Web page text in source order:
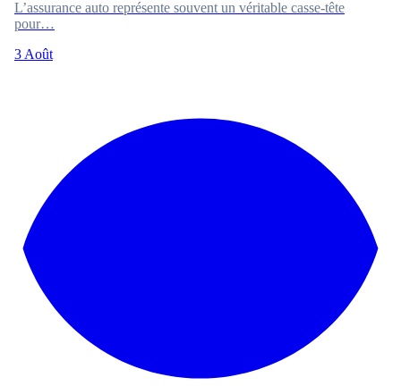
L’assurance auto représente souvent un véritable casse-tête
pour…
3 Août